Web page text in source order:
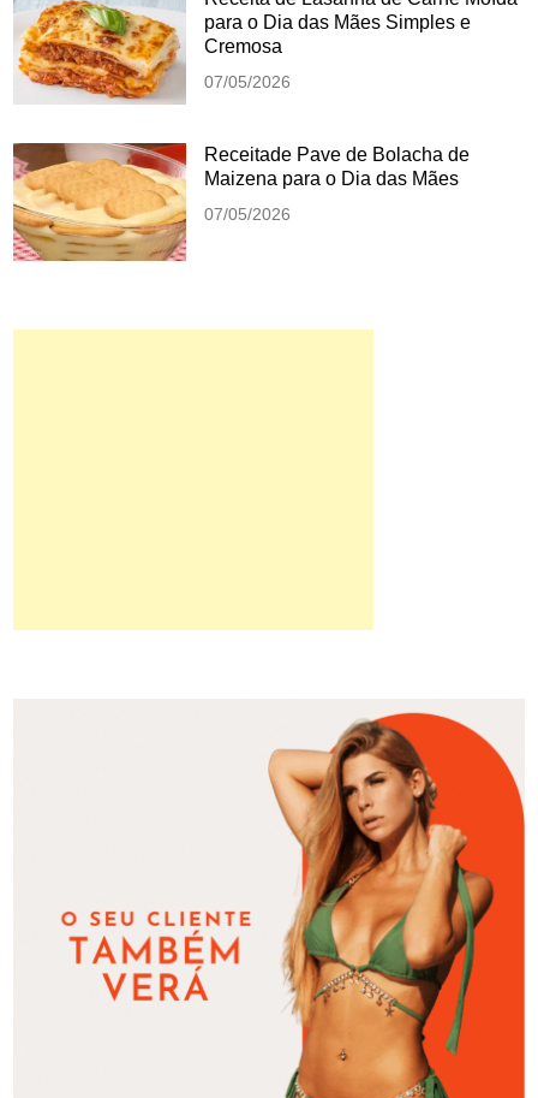
para o Dia das Mães Simples e
Cremosa
07/05/2026
Receitade Pave de Bolacha de
Maizena para o Dia das Mães
07/05/2026